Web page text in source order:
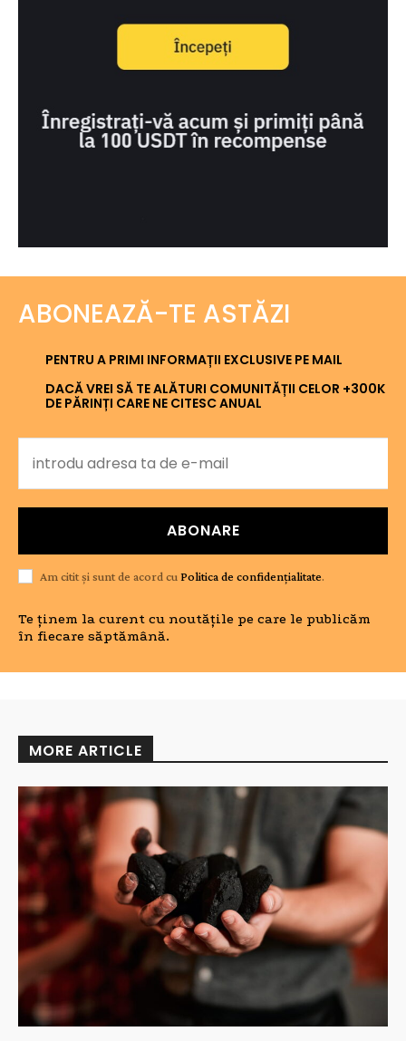
ABONEAZĂ-TE ASTĂZI
PENTRU A PRIMI INFORMAȚII EXCLUSIVE PE MAIL
DACĂ VREI SĂ TE ALĂTURI COMUNITĂȚII CELOR +300K
DE PĂRINȚI CARE NE CITESC ANUAL
ABONARE
Am citit și sunt de acord cu Politica de confidențialitate.
Te ținem la curent cu noutățile pe care le publicăm
în fiecare săptămână.
MORE ARTICLE